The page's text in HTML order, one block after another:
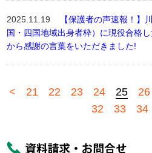
2025.11.19
【保護者の声速報！】
国・四国地域出身者枠）に現役合格
から感謝の言葉をいただきました!
< 21 22 23 24 25 26
32
33 34